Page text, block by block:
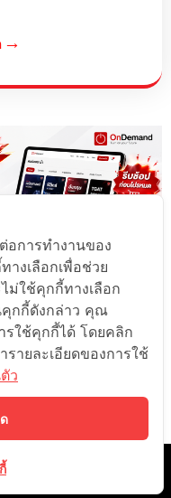
→
RIGHTS RESERVED.
อการทำงานของ
างเลือกเพื่อช่วย
ไม่ใช้คุกกี้ทางเลือก
คุกกี้ดังกล่าว คุณ
รใช้คุกกี้ได้ โดยคลิก
ายละเอียดของการใช้
ว